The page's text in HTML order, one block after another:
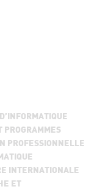
PROGRAMMES
PROFESSIONNELLE
INTERNATIONALE
ET